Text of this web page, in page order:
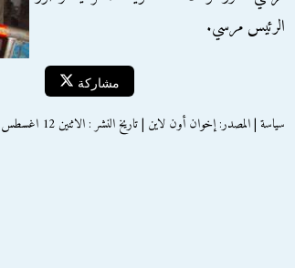
الرئيس مرسي.
مشاركة
سياسة | المصدر: إخوان أون لاين | تاريخ النشر : الاثنين 12 اغسطس 2013